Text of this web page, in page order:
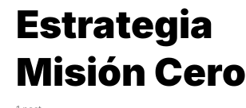
Estrategia
Misión Cero